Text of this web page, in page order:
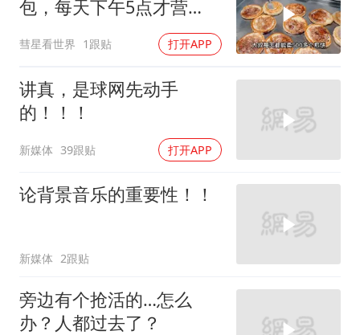
包，每天下午5点才营
业，直言月赚5万很满足
彗星看世界 1跟贴 打开APP
讲真，是球网先动手
的！！！
新媒体 39跟贴 打开APP
论背景音乐的重要性！！
新媒体 2跟贴
旁边有个抢活的…怎么
办？人都过去了？